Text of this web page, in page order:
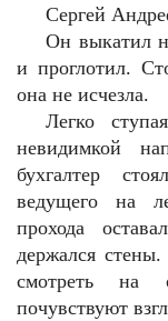
Сергей
Он выкатил
и проглотил.
она не исчезла.
Легко
невидимкой
бухгалтер
ведущего на
прохода
держался
смотреть на
почувствуют